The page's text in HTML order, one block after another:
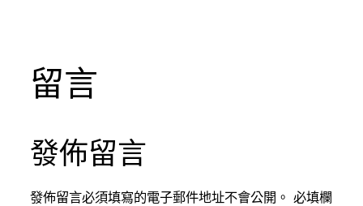
留言
發佈留言
發佈留言必須填寫的電子郵件地址不會公開。 必填欄